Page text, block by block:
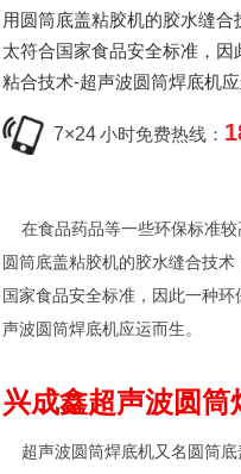
用圆筒底盖粘胶机的胶水缝
太符合国家食品安全标准，
粘合技术-超声波圆筒焊底机应
7×24小时免费热线：
在食品药品等一些环保标准较
圆筒底盖粘胶机的胶水缝合技
国家食品安全标准，因此一种
声波圆筒焊底机应运而生。
兴成鑫超声波圆筒
超声波圆筒焊底机又名圆筒底